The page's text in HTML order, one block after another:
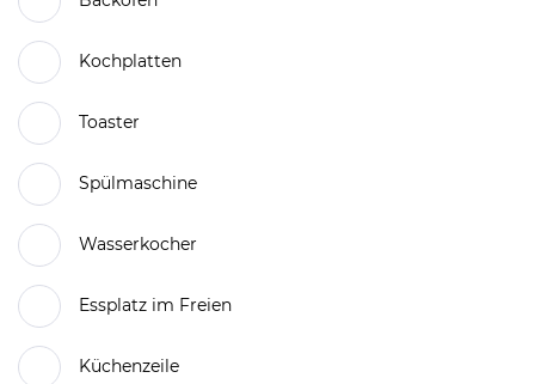
Kochplatten
Toaster
Spülmaschine
Wasserkocher
Essplatz im Freien
Küchenzeile